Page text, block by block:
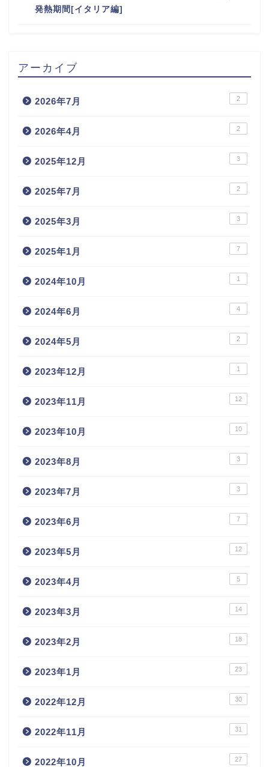
発熱期間[イタリア編]
アーカイブ
2026年7月 2
2026年4月 2
2025年12月 3
2025年7月 2
2025年3月 3
2025年1月 7
2024年10月 1
2024年6月 4
2024年5月 2
2023年12月 1
2023年11月 12
2023年10月 10
2023年8月 3
2023年7月 3
2023年6月 7
2023年5月 12
2023年4月 5
2023年3月 14
2023年2月 18
2023年1月 23
2022年12月 30
2022年11月 31
2022年10月 27